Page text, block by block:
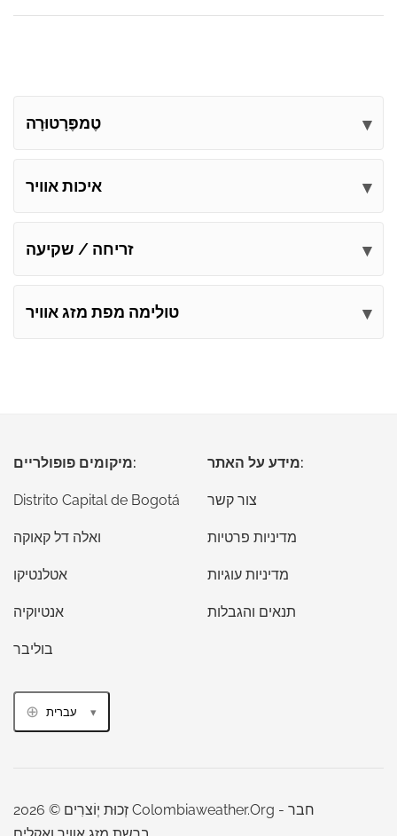
טֶמפֶּרָטוּרָה
איכות אוויר
זריחה / שקיעה
טולימה מפת מזג אוויר
מיקומים פופולריים:
Distrito Capital de Bogotá
ואלה דל קאוקה
אטלנטיקו
אנטיוקיה
בוליבר
מידע על האתר:
צור קשר
מדיניות פרטיות
מדיניות עוגיות
תנאים והגבלות
עברית
זְכוּת יְוֹצרִים © 2026 Colombiaweather.Org - חבר